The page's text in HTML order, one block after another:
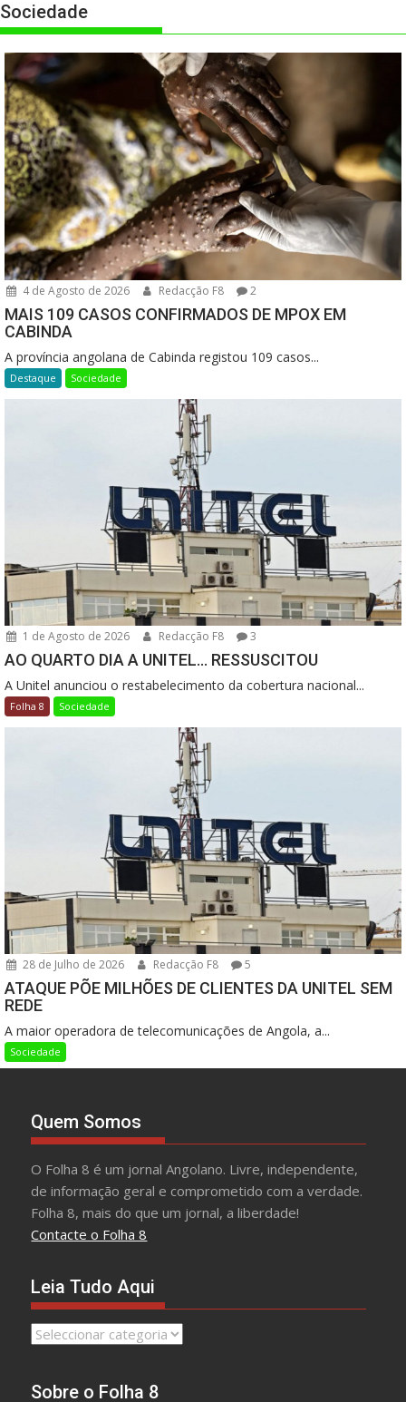
Sociedade
4 de Agosto de 2026 Redacção F8 2
MAIS 109 CASOS CONFIRMADOS DE MPOX EM
CABINDA
A província angolana de Cabinda registou 109 casos...
Destaque Sociedade
1 de Agosto de 2026 Redacção F8 3
AO QUARTO DIA A UNITEL… RESSUSCITOU
A Unitel anunciou o restabelecimento da cobertura nacional...
Folha 8 Sociedade
28 de Julho de 2026 Redacção F8 5
ATAQUE PÕE MILHÕES DE CLIENTES DA UNITEL SEM
REDE
A maior operadora de telecomunicações de Angola, a...
Sociedade
Quem Somos
O Folha 8 é um jornal Angolano. Livre, independente,
de informação geral e comprometido com a verdade.
Folha 8, mais do que um jornal, a liberdade!
Contacte o Folha 8
Leia Tudo Aqui
Leia
Sobre o Folha 8